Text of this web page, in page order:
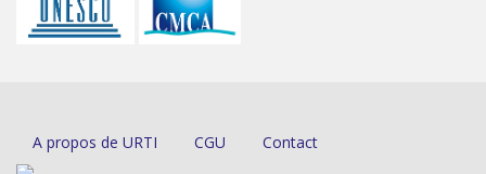
A propos de URTI CGU Contact